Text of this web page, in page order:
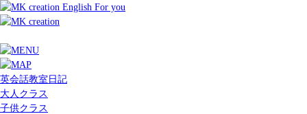
英会話教室日記
大人クラス
子供クラス